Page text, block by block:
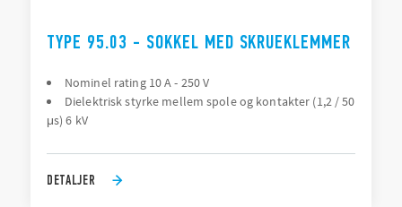
TYPE 95.03 - SOKKEL MED SKRUEKLEMMER
Nominel rating 10 A - 250 V
Dielektrisk styrke mellem spole og kontakter (1,2 / 50
μs) 6 kV
DETALJER